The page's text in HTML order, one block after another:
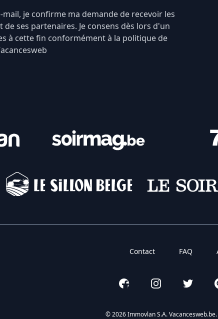
je confirme ma demande de recevoir les
ses partenaires. Je consens dès lors d'un
à cette fin conformément à la politique de
Contact FAQ
FacebookInstagramTwitter
© 2026 Immovlan S.A.